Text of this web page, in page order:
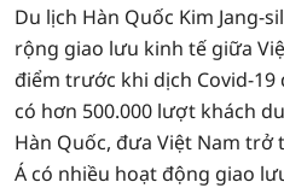
Du lịch Hàn Quốc Kim Jang-
rộng giao lưu kinh tế giữa
điểm trước khi dịch Covid-19
có hơn 500.000 lượt khách
Hàn Quốc, đưa Việt Nam
Á có nhiều hoạt động giao